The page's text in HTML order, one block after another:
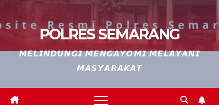
POLRES SEMARANG
𝙈𝙀𝙇𝙄𝙉𝘿𝙐𝙉𝙂𝙄 𝙈𝙀𝙉𝙂𝘼𝙔𝙊𝙈𝙄 𝙈𝙀𝙇𝘼𝙔𝘼𝙉𝙄
𝙈𝘼𝙎𝙔𝘼𝙍𝘼𝙆𝘼𝙏